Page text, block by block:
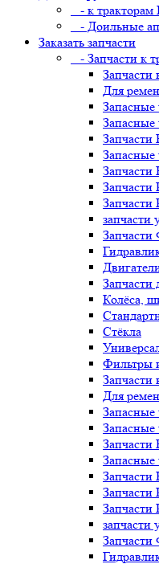
- к тракторам
- Доильные
Заказать запчасти
- Запчасти к
Запчасти
Для
Запасные
Запасные
Запчасти
Запасные
Запчасти
Запчасти
Запчасти
запчасти
Запчасти
Запчасти
Колёса,
Стёкла
Фильтры
Запчасти
Для
Запасные
Запасные
Запчасти
Запасные
Запчасти
Запчасти
Запчасти
запчасти
Запчасти